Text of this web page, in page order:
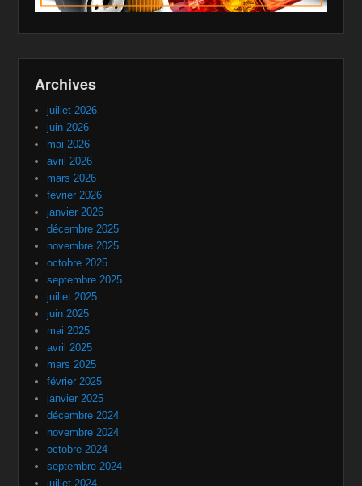
Archives
juillet 2026
juin 2026
mai 2026
avril 2026
mars 2026
février 2026
janvier 2026
décembre 2025
novembre 2025
octobre 2025
septembre 2025
juillet 2025
juin 2025
mai 2025
avril 2025
mars 2025
février 2025
janvier 2025
décembre 2024
novembre 2024
octobre 2024
septembre 2024
juillet 2024